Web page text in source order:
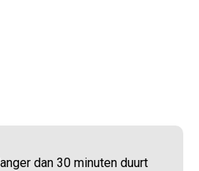
dan 30 minuten duurt